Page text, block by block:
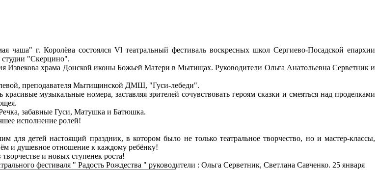
чаша" г. Королёва состоялся Vl театральный фестиваль воскресных школ Сергиево-Посадской епархии
студии "Скерцино".
Извекова храма Донской иконы Божьей Матери в Мытищах. Руководители Ольга Анатольевна Серветник и
преподавателя Мытищинской ДМШ, "Гуси-лебеди".
музыкальные номера, заставляя зрителей сочувствовать героям сказки и смеяться над проделками
забавные Гуси, Матушка и Батюшка.
исполнение ролей!
для детей настоящий праздник, в котором было не только театральное творчество, но и мастер-классы,
и душевное отношение к каждому ребёнку!
и новых ступенек роста!
фестиваля " Радость Рождества " руководители : Ольга Серветник, Светлана Савченко. 25 января